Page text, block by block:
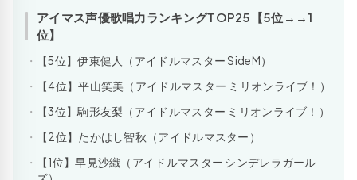
アイマス声優歌唱力ランキングTOP25【5位→→1
位】
【5位】伊東健人（アイドルマスター SideM）
【4位】平山笑美（アイドルマスター ミリオンライブ！）
【3位】駒形友梨（アイドルマスター ミリオンライブ！）
【2位】たかはし智秋（アイドルマスター）
【1位】早見沙織（アイドルマスター シンデレラガール